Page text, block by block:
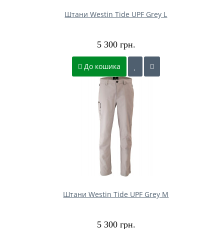
Штани Westin Tide UPF Grey L
5 300 грн.
До кошика
Штани Westin Tide UPF Grey M
5 300 грн.